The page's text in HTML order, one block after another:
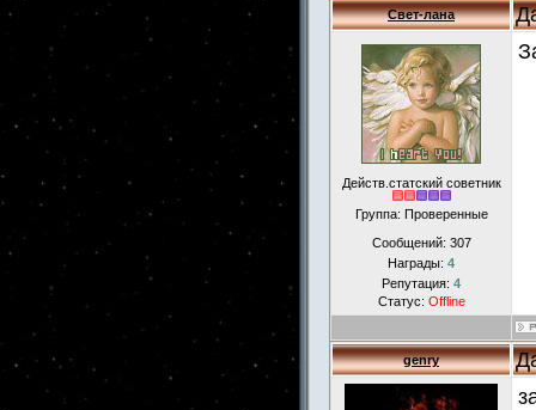
Свет-лана
Действ.статский советник
Группа: Проверенные
Сообщений: 307
Награды: 4
Репутация: 4
Статус: Offline
genry